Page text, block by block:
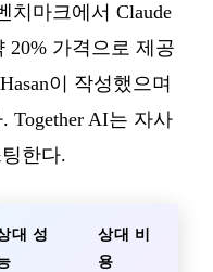
치마크에서 Claude
20% 가격으로 제공
이 작성했으며
Together AI는 자사
한다.
대 성
상대 비
용